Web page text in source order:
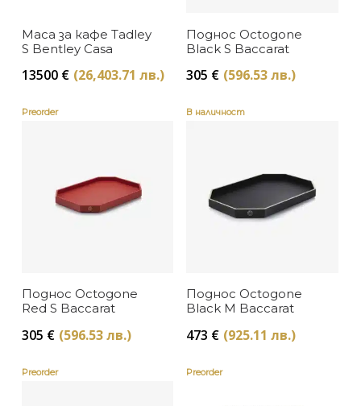
Маса за кафе Tadley
S Bentley Casa
13500 € (26,403.71 лв.)
Поднос Octogone
Black S Baccarat
305 € (596.53 лв.)
Preorder
Поднос Octogone
Red S Baccarat
305 € (596.53 лв.)
В наличност
Поднос Octogone
Black М Baccarat
473 € (925.11 лв.)
Preorder Preorder